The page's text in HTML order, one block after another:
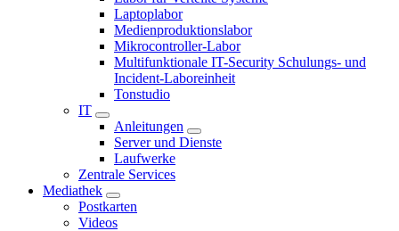
Laptoplabor
Medienproduktionslabor
Mikrocontroller-Labor
Multifunktionale IT-Security Schulungs- und
Incident-Laboreinheit
Tonstudio
IT
Anleitungen
Server und Dienste
Laufwerke
Zentrale Services
Mediathek
Postkarten
Videos